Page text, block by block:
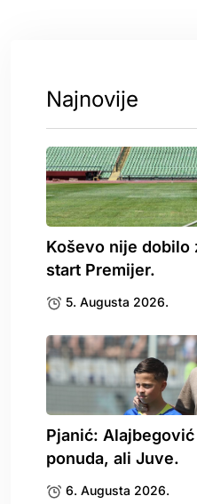
Najnovije
Koševo nije dobilo
start Premijer.
5. Augusta 2026.
Pjanić:
ponuda, ali Juve.
6. Augusta 2026.